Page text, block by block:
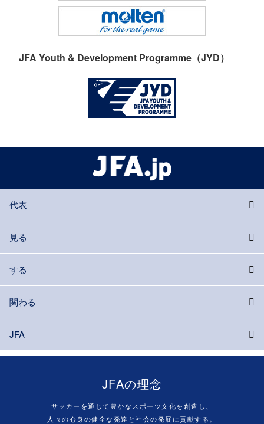
JFA Youth & Development Programme（JYD）
代表
見る
する
関わる
JFA
JFAの理念
サッカーを通じて豊かなスポーツ文化を創造し、
人々の心身の健全な発達と社会の発展に貢献する。